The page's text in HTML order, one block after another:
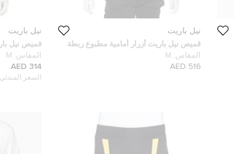
نيل باريت
قميص نيل باريت أزرار أمامية مطبوع ربطة
عنق قطن أبيض مقاس متوسط
المقاس: M
516 AED
نيل باريت
قميص نيل
بقصة
المقاس: M
314 AED
السعر